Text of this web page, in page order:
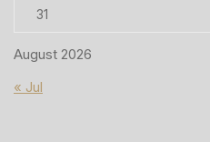
August 2026
31
« Jul